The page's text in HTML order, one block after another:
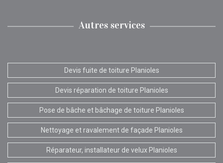
Autres services
Devis fuite de toiture Planioles
Devis réparation de toiture Planioles
Pose de bâche et bâchage de toiture Planioles
Nettoyage et ravalement de façade Planioles
Réparateur, installateur de velux Planioles